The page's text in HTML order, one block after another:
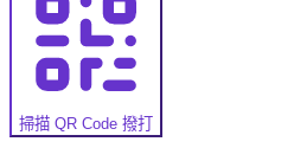
掃描 QR Code 撥打